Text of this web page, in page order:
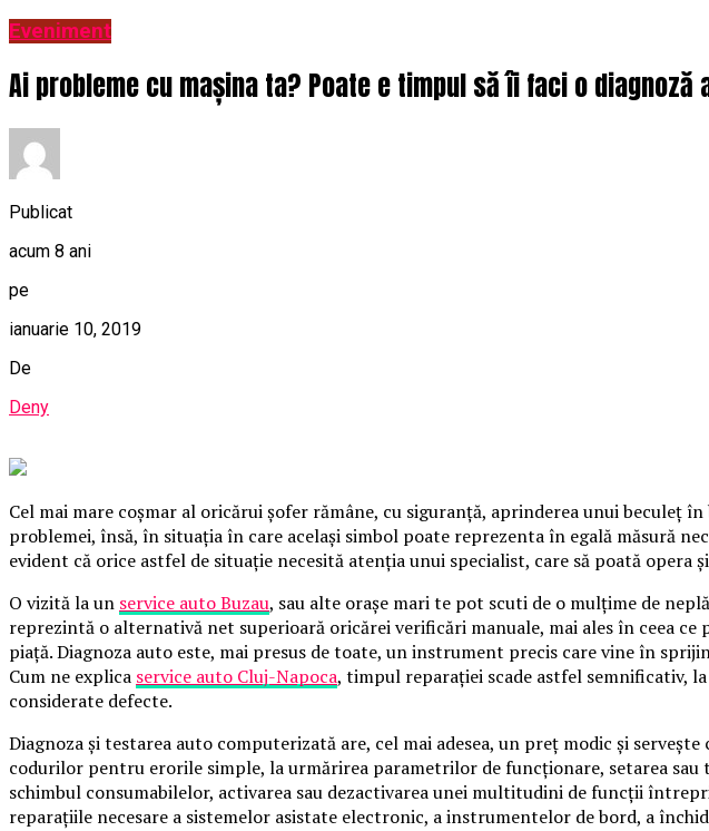
Eveniment
Ai probleme cu mașina ta? Poate e timpul să îi faci o diagnoză
Publicat
acum 8 ani
pe
ianuarie 10, 2019
De
Deny
Cel mai mare coşmar al oricărui şofer rămâne, cu siguranţă, aprinderea unui
problemei, însă, în situaţia în care acelaşi simbol poate reprezenta în egală măsură
evident că orice astfel de situaţie necesită atenţia unui specialist, care să poată
O vizită la un service auto Buzau, sau alte oraşe mari te pot scuti de o mulţime de
reprezintă o alternativă net superioară oricărei verificări manuale, mai ales în ceea
piaţă. Diagnoza auto este, mai presus de toate, un instrument precis care vine în
Cum ne explica service auto Cluj-Napoca, timpul reparaţiei scade astfel semnificativ,
considerate defecte.
Diagnoza şi testarea auto computerizată are, cel mai adesea, un preţ modic şi
codurilor pentru erorile simple, la urmărirea parametrilor de funcţionare, setarea
schimbul consumabilelor, activarea sau dezactivarea unei multitudini de funcţii
reparaţiile necesare a sistemelor asistate electronic, a instrumentelor de bord, a